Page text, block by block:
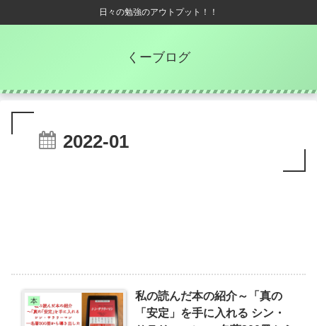
日々の勉強のアウトプット！！
くーブログ
2022-01
本
私の読んだ本の紹介～「真の
「安定」を手に入れる シン・